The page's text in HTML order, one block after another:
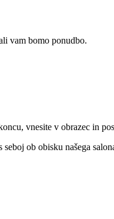
vam bomo ponudbo.
vnesite v obrazec in
ob obisku našega